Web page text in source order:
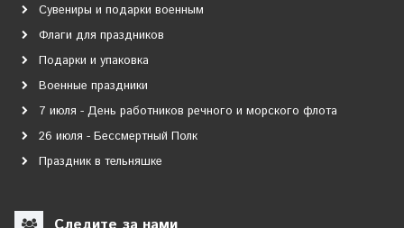
Сувениры и подарки военным
Флаги для праздников
Подарки и упаковка
Военные праздники
7 июля - День работников речного и морского флота
26 июля - Бессмертный Полк
Праздник в тельняшке